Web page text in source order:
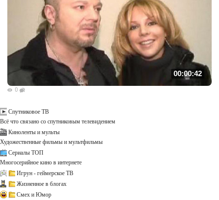
00:00:42
0
Спутниковое ТВ
Всё что связано со спутниковым телевидением
Киноленты и мульты
Художественные фильмы и мультфильмы
Сериалы ТОП
Многосерийное кино в интернете
Игрун - геймерское ТВ
Жизненное в блогах
Смех и Юмор